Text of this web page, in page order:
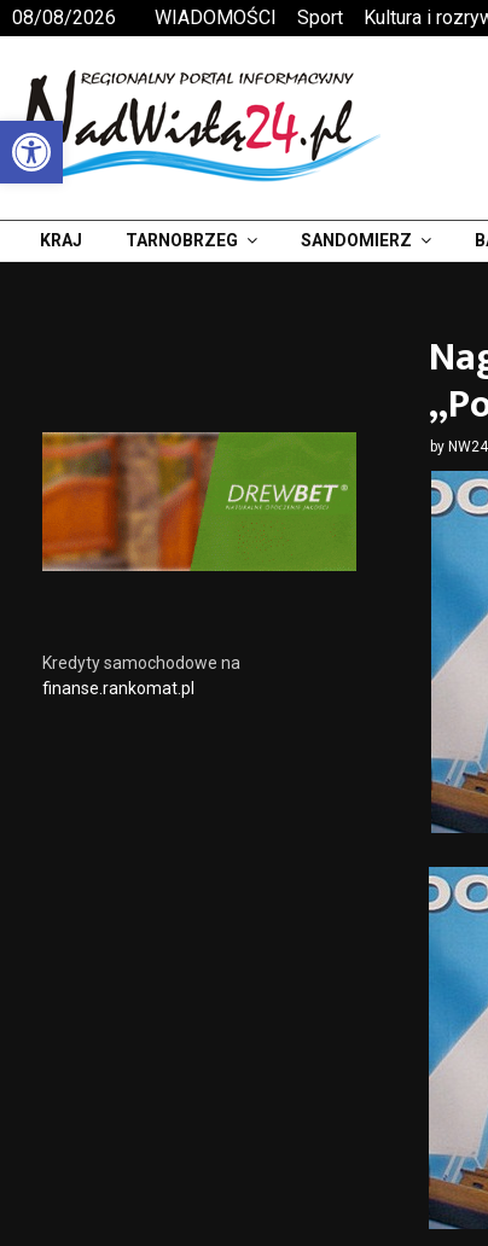
Otwórz pasek narzędzi
08/08/2026 WIADOMOŚCI Sport Kultura i
KRAJ TARNOBRZEG SANDOMIERZ
by NW24
Kredyty samochodowe na
finanse.rankomat.pl